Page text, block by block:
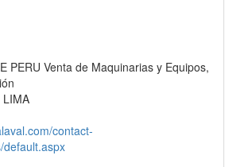
PERU Venta de Maquinarias y Equipos,
LIMA
contact-
default.aspx